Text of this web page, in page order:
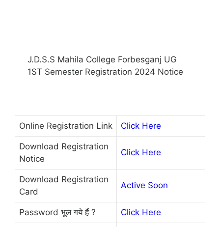
J.D.S.S Mahila College Forbesganj UG
1ST Semester Registration 2024 Notice
Online Registration Link Click Here
Download Registration
Notice
Click Here
Download Registration
Card
Active Soon
Password भूल गये हैं ? Click Here